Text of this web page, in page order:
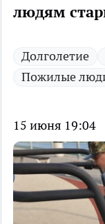
людям
Долголетие
Пожилые
15 июня 19:04